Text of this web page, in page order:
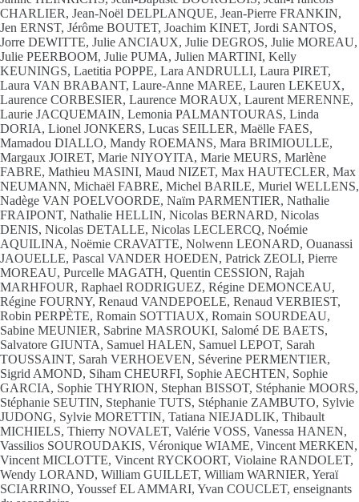
CHARLIER, Jean-Noël DELPLANQUE, Jean-Pierre FRANKIN,
Jen ERNST, Jérôme BOUTET, Joachim KINET, Jordi SANTOS,
Jorre DEWITTE, Julie ANCIAUX, Julie DEGROS, Julie MOREAU,
Julie PEERBOOM, Julie PUMA, Julien MARTINI, Kelly
KEUNINGS, Laetitia POPPE, Lara ANDRULLI, Laura PIRET,
Laura VAN BRABANT, Laure-Anne MAREE, Lauren LEKEUX,
Laurence CORBESIER, Laurence MORAUX, Laurent MERENNE,
Laurie JACQUEMAIN, Lemonia PALMANTOURAS, Linda
DORIA, Lionel JONKERS, Lucas SEILLER, Maëlle FAES,
Mamadou DIALLO, Mandy ROEMANS, Mara BRIMIOULLE,
Margaux JOIRET, Marie NIYOYITA, Marie MEURS, Marlène
FABRE, Mathieu MASINI, Maud NIZET, Max HAUTECLER, Max
NEUMANN, Michaël FABRE, Michel BARILE, Muriel WELLENS,
Nadège VAN POELVOORDE, Naïm PARMENTIER, Nathalie
FRAIPONT, Nathalie HELLIN, Nicolas BERNARD, Nicolas
DENIS, Nicolas DETALLE, Nicolas LECLERCQ, Noémie
AQUILINA, Noëmie CRAVATTE, Nolwenn LEONARD, Ouanassi
JAOUELLE, Pascal VANDER HOEDEN, Patrick ZEOLI, Pierre
MOREAU, Purcelle MAGATH, Quentin CESSION, Rajah
MARHFOUR, Raphael RODRIGUEZ, Régine DEMONCEAU,
Régine FOURNY, Renaud VANDEPOELE, Renaud VERBIEST,
Robin PERPÈTE, Romain SOTTIAUX, Romain SOURDEAU,
Sabine MEUNIER, Sabrine MASROUKI, Salomé DE BAETS,
Salvatore GIUNTA, Samuel HALEN, Samuel LEPOT, Sarah
TOUSSAINT, Sarah VERHOEVEN, Séverine PERMENTIER,
Sigrid AMOND, Siham CHEURFI, Sophie AECHTEN, Sophie
GARCIA, Sophie THYRION, Stephan BISSOT, Stéphanie MOORS,
Stéphanie SEUTIN, Stephanie TUTS, Stéphanie ZAMBUTO, Sylvie
JUDONG, Sylvie MORETTIN, Tatiana NIEJADLIK, Thibault
MICHIELS, Thierry NOVALET, Valérie VOSS, Vanessa HANEN,
Vassilios SOUROUDAKIS, Véronique WIAME, Vincent MERKEN,
Vincent MICLOTTE, Vincent RYCKOORT, Violaine RANDOLET,
Wendy LORAND, William GUILLET, William WARNIER, Yeraï
SCIARRINO, Youssef EL AMMARI, Yvan COUCLET, enseignants